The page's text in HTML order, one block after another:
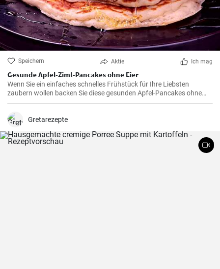
Speichern Aktie Ich mag
Gesunde Apfel-Zimt-Pancakes ohne Eier
Wenn Sie ein einfaches schnelles Frühstück für Ihre Liebsten
zaubern wollen backen Sie diese gesunden Apfel-Pancakes ohne
Eier . Geriebener Apfel wird mit Milch und Mehl vermischt und zu
geträufelt.Gretarezepte